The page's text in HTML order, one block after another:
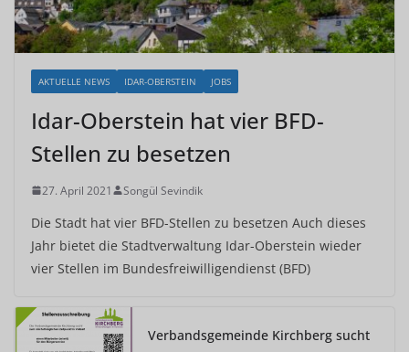
AKTUELLE NEWS IDAR-OBERSTEIN JOBS
Idar-Oberstein hat vier BFD-
Stellen zu besetzen
27. April 2021 Songül Sevindik
Die Stadt hat vier BFD-Stellen zu besetzen Auch dieses
Jahr bietet die Stadtverwaltung Idar-Oberstein wieder
vier Stellen im Bundesfreiwilligendienst (BFD)
Verbandsgemeinde Kirchberg sucht